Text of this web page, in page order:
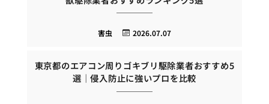
2026.07.07
害虫
東京都のエアコン周りゴキブリ駆除業者おすすめ5
選｜侵入防止に強いプロを比較